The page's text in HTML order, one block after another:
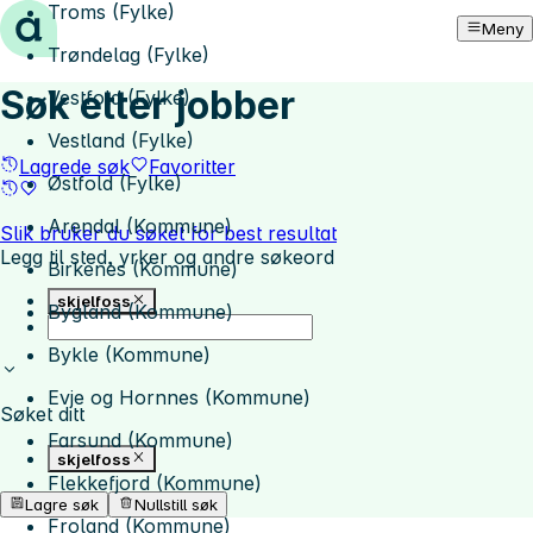
Hopp til innhold Meny
Søk etter jobber
Lagrede søk Favoritter
Slik bruker du søket for best resultat
Legg til sted, yrker og andre søkeord
skjelfoss
Troms (Fylke)
Trøndelag (Fylke)
Vestfold (Fylke)
Vestland (Fylke)
Østfold (Fylke)
Arendal (Kommune)
Birkenes (Kommune)
Bygland (Kommune)
Bykle (Kommune)
Evje og Hornnes (Kommune)
Farsund (Kommune)
Flekkefjord (Kommune)
Froland (Kommune)
Søket ditt
skjelfoss
Lagre søk Nullstill søk